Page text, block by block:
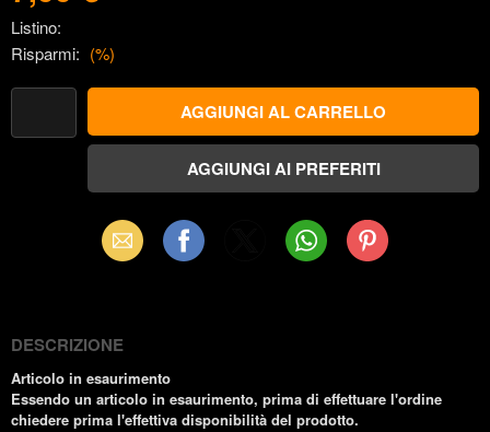
Listino:
Risparmi: (%)
Email Facebook WhatsAppPinterest
DESCRIZIONE
Articolo in esaurimento
Essendo un articolo in esaurimento, prima di effettuare l'ordine
chiedere prima l'effettiva disponibilità del prodotto.